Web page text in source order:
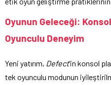
Oyunun Geleceği:
Oyunculu Deneyim
Yeni yatırım, Defect‘in konsol
tek oyunculu modunun